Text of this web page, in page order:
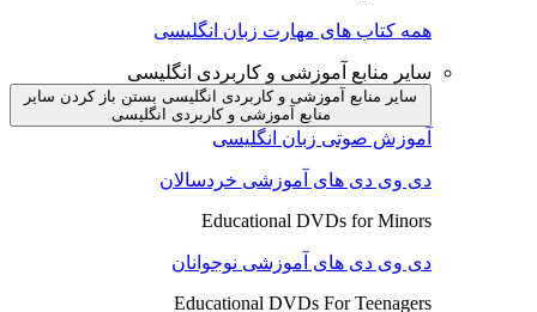
همه کتاب های مهارت زبان انگلیسی
سایر منابع آموزشی و کاربردی انگلیسی
سایر منابع آموزشی و کاربردی انگلیسی بستن باز کردن سایر
منابع آموزشی و کاربردی انگلیسی
آموزش صوتی زبان انگلیسی
دی وی دی های آموزشی خردسالان
Educational DVDs for Minors
دی وی دی های آموزشی نوجوانان
Educational DVDs For Teenagers